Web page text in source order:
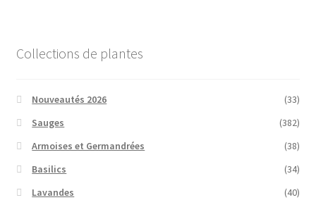
Collections de plantes
Nouveautés 2026
(33)
Sauges
(382)
Armoises et Germandrées
(38)
Basilics
(34)
Lavandes
(40)